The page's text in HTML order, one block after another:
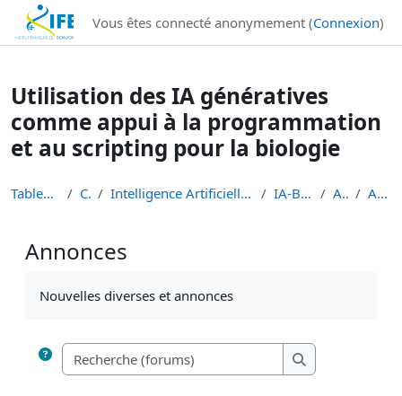
Institut Français de Bioinformatique - Les formations
Passer au contenu principalVous êtes connecté anonymement (Connexion)
Utilisation des IA génératives
comme appui à la programmation
et au scripting pour la biologie
Tableau de bord Cours Intelligence Artificielle en Bioinformatique et Sc... IA-BioSoftware Accueil Annonces
Annonces
Nouvelles diverses et annonces
Recherche
Recherche